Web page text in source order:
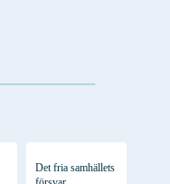
Det fria samhällets